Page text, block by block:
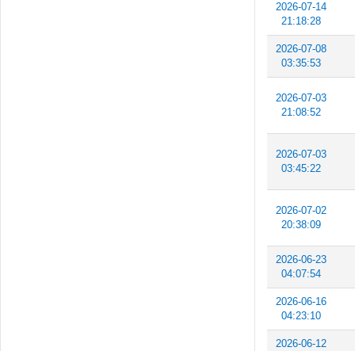
2026-07-14
21:18:28
2026-07-08
03:35:53
2026-07-03
21:08:52
2026-07-03
03:45:22
2026-07-02
20:38:09
2026-06-23
04:07:54
2026-06-16
04:23:10
2026-06-12